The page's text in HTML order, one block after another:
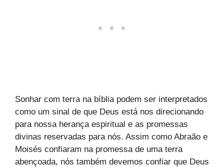
Sonhar com terra na bíblia podem ser interpretados
como um sinal de que Deus está nos direcionando
para nossa herança espiritual e as promessas
divinas reservadas para nós. Assim como Abraão e
Moisés confiaram na promessa de uma terra
abençoada, nós também devemos confiar que Deus